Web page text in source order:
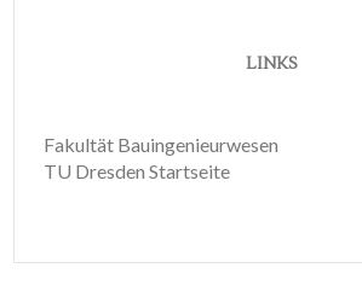
LINKS
Fakultät Bauingenieurwesen
TU Dresden Startseite